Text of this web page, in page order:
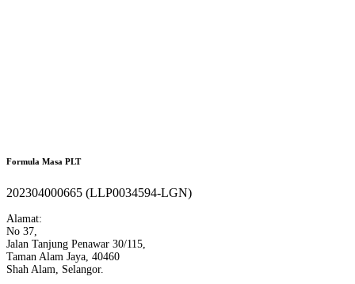
Formula Masa PLT
202304000665 (LLP0034594-LGN)
Alamat:
No 37,
Jalan Tanjung Penawar 30/115,
Taman Alam Jaya, 40460
Shah Alam, Selangor.